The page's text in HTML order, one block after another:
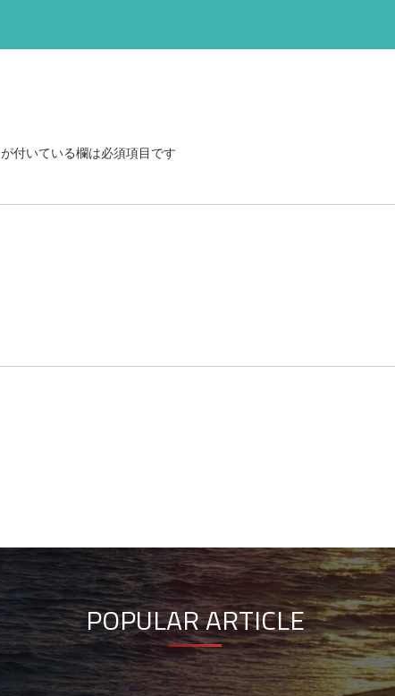
が付いている欄は必須項目です
POPULAR ARTICLE